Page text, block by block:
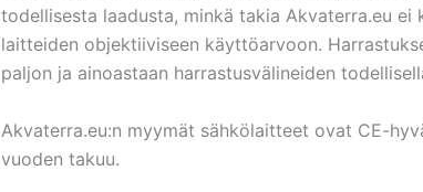
todellisesta laadusta, minkä takia Akvaterra.eu
laitteiden objektiiviseen käyttöarvoon.
paljon ja ainoastaan harrastusvälineiden
Akvaterra.eu:n myymät sähkölaitteet ovat CE-
vuoden takuu.